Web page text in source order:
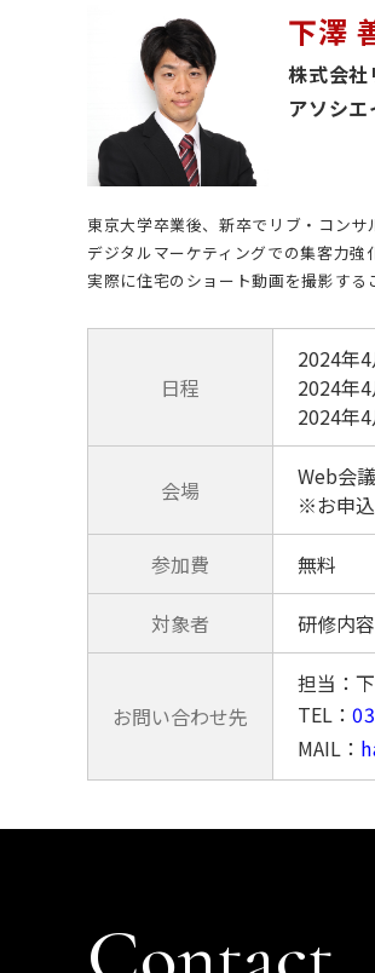
下澤
株式会
アソシ
東京大学卒業後、新卒でリブ・コンサ
デジタルマーケティングでの集客力強
実際に住宅のショート動画を撮影する
日程
2024年
2024年
2024年
会場
Web会
※お申
参加費 無料
対象者 研修内
お問い合わせ先
担当：
TEL：
MAIL：